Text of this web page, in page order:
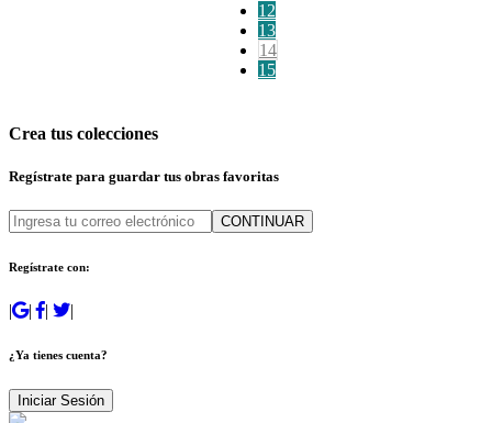
12
13
14
15
Crea tus colecciones
Regístrate para guardar tus obras favoritas
CONTINUAR
Regístrate con:
| | | |
¿Ya tienes cuenta?
Iniciar Sesión